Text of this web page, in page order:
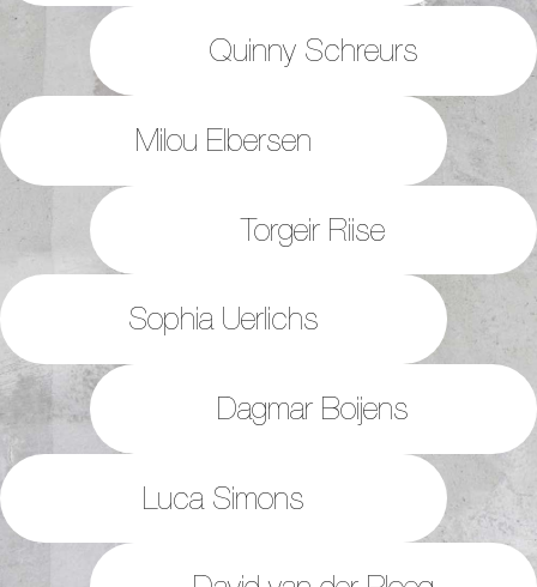
Quinny Schreurs
Milou Elbersen
Torgeir Riise
Sophia Uerlichs
Dagmar Boijens
Luca Simons